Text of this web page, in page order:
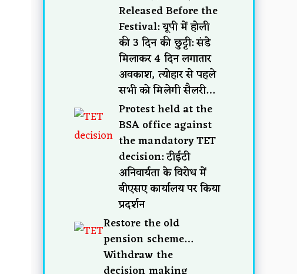
Released Before the
Festival: यूपी में होली
की 3 दिन की छुट्टी: संडे
मिलाकर 4 दिन लगातार
अवकाश, त्योहार से पहले
सभी को मिलेगी सैलरी…
Protest held at the
BSA office against
the mandatory TET
decision: टीईटी
अनिवार्यता के विरोध में
बीएसए कार्यालय पर किया
प्रदर्शन
Restore the old
pension scheme…
Withdraw the